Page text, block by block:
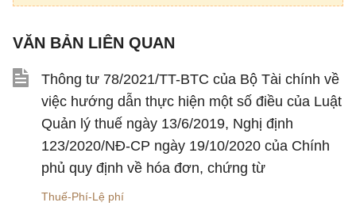
VĂN BẢN LIÊN QUAN
Thông tư 78/2021/TT-BTC của Bộ Tài chính về
việc hướng dẫn thực hiện một số điều của Luật
Quản lý thuế ngày 13/6/2019, Nghị định
123/2020/NĐ-CP ngày 19/10/2020 của Chính
phủ quy định về hóa đơn, chứng từ
Thuế-Phí-Lệ phí